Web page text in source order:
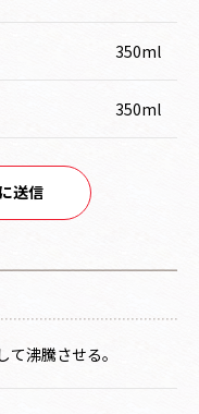
350ml
350ml
送信
沸騰させる。